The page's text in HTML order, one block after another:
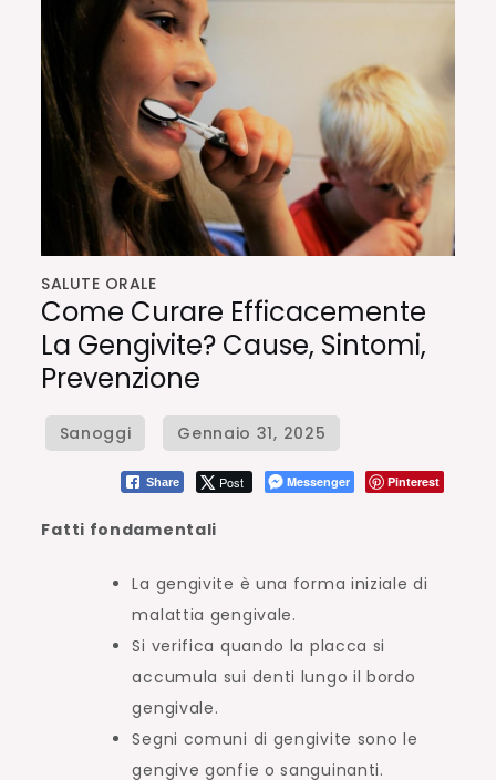
SALUTE ORALE
Come Curare Efficacemente
La Gengivite? Cause, Sintomi,
Prevenzione
Share Post Messenger Pinterest
Fatti fondamentali
La gengivite è una forma iniziale di
malattia gengivale.
Si verifica quando la placca si
accumula sui denti lungo il bordo
gengivale.
Segni comuni di gengivite sono le
gengive gonfie o sanguinanti.